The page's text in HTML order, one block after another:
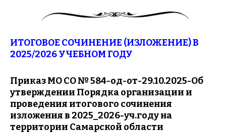
ИТОГОВОЕ СОЧИНЕНИЕ (ИЗЛОЖЕНИЕ) В
2025/2026 УЧЕБНОМ ГОДУ
Приказ МО СО № 584-од-от-29.10.2025-Об
утверждении Порядка организации и
проведения итогового сочинения
изложения в 2025_2026-уч.году на
территории Самарской области